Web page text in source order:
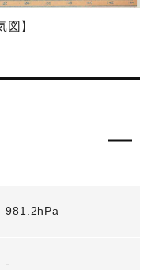
】
981.2hPa
-